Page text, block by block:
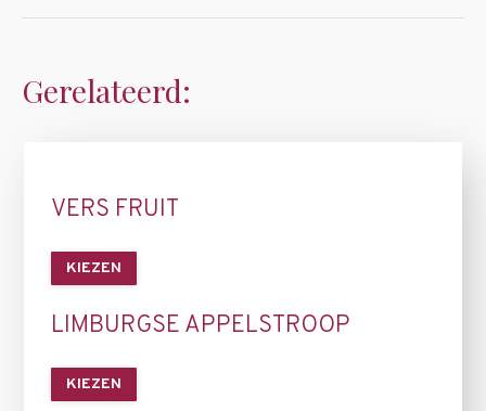
Gerelateerd:
VERS FRUIT
KIEZEN
LIMBURGSE APPELSTROOP
KIEZEN